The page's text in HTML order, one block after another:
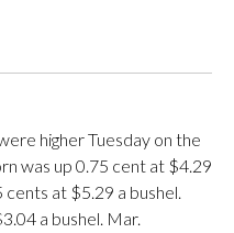
higher Tuesday on the
was up 0.75 cent at $4.29
cents at $5.29 a bushel.
a bushel. Mar.